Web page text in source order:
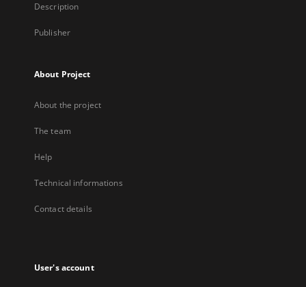
Description
Publisher
About Project
About the project
The team
Help
Technical informations
Contact details
User's account